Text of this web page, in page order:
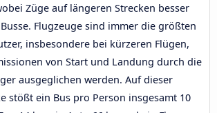
Züge auf längeren Strecken besser
Flugzeuge sind immer die größten
insbesondere bei kürzeren Flügen,
von Start und Landung durch die
ausgeglichen werden. Auf dieser
stößt ein Bus pro Person insgesamt 10